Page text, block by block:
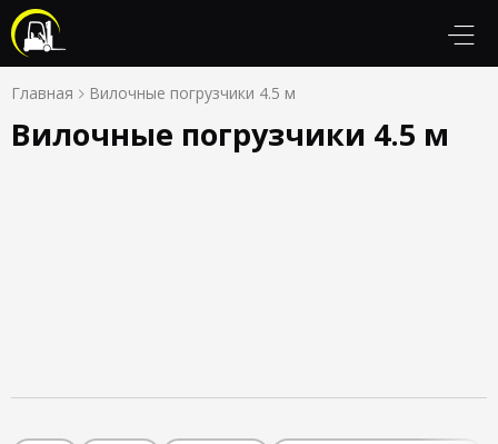
Главная Вилочные погрузчики 4.5 м
Вилочные погрузчики 4.5 м